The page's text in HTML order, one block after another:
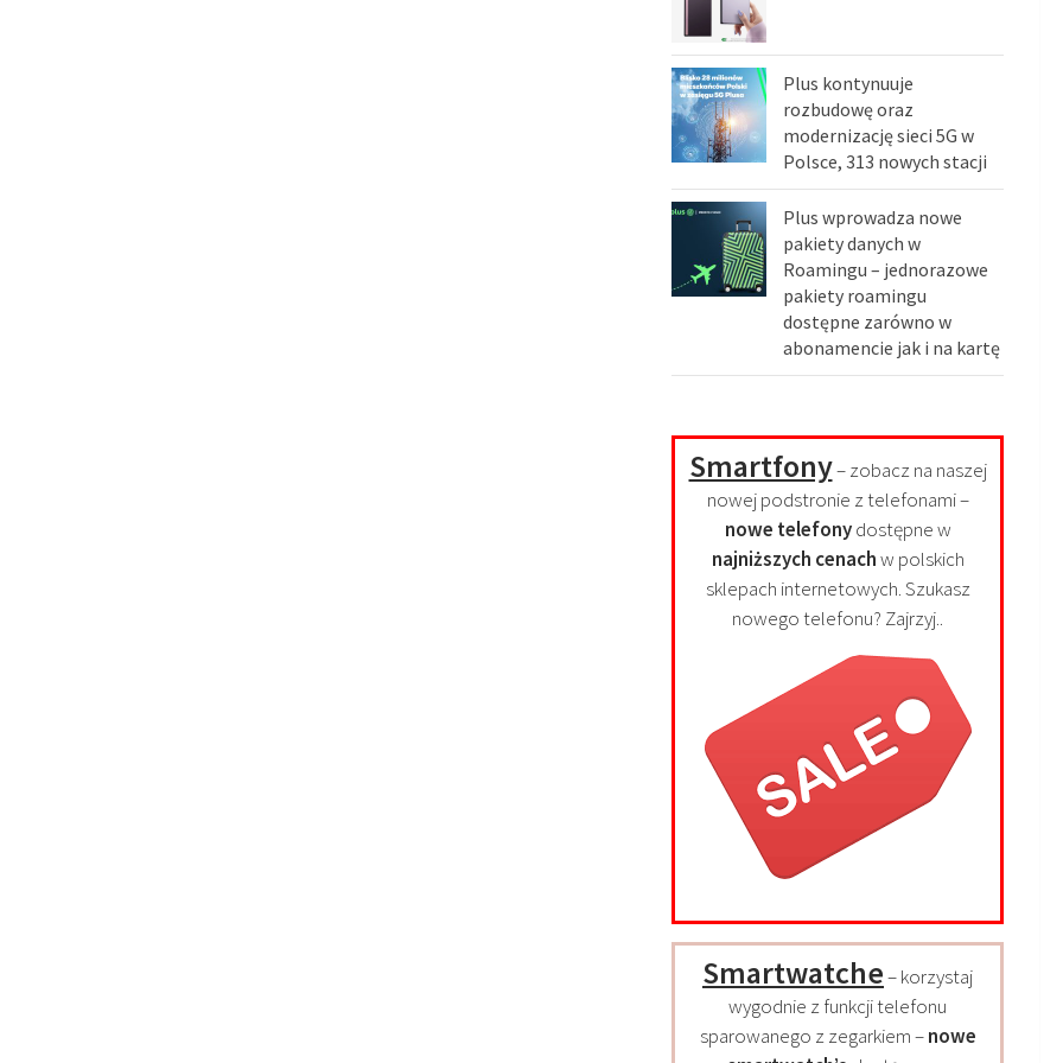
Plus kontynuuje
rozbudowę oraz
modernizację sieci 5G w
Polsce, 313 nowych stacji
Plus wprowadza nowe
pakiety danych w
Roamingu – jednorazowe
pakiety roamingu
dostępne zarówno w
abonamencie jak i na kartę
Smartfony– zobacz na naszej
nowej podstronie z telefonami –
nowe telefonydostępne w
najniższych cenachw polskich
sklepach internetowych. Szukasz
nowego telefonu? Zajrzyj..
Smartwatche– korzystaj
wygodnie z funkcji telefonu
sparowanego z zegarkiem –nowe